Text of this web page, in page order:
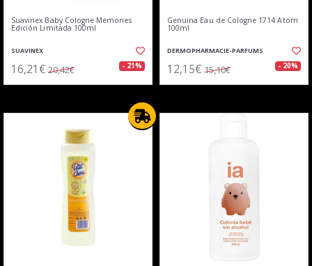
Suavinex Baby Cologne Memories
Edición Limitada 100ml
SUAVINEX
16,21€ 20,42€ - 21%
Genuina Eau de Cologne 1714 Atom
100ml
DERMOPHARMACIE-PARFUMS
12,15€ 15,10€ - 20%